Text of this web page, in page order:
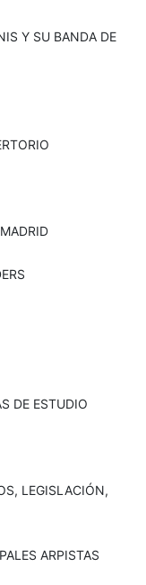
Y SU BANDA DE
DE ESTUDIO
LEGISLACIÓN,
ARPISTAS